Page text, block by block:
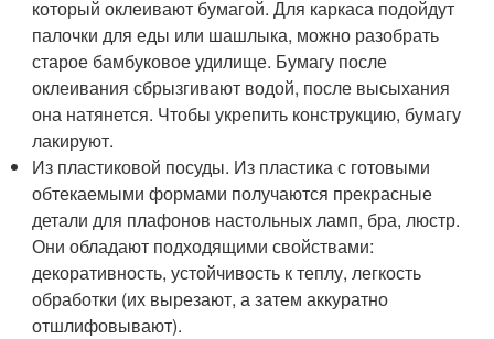
который оклеивают бумагой. Для каркаса подойдут
палочки для еды или шашлыка, можно разобрать
старое бамбуковое удилище. Бумагу после
оклеивания сбрызгивают водой, после высыхания
она натянется. Чтобы укрепить конструкцию, бумагу
лакируют.
Из пластиковой посуды. Из пластика с готовыми
обтекаемыми формами получаются прекрасные
детали для плафонов настольных ламп, бра, люстр.
Они обладают подходящими свойствами:
декоративность, устойчивость к теплу, легкость
обработки (их вырезают, а затем аккуратно
отшлифовывают).